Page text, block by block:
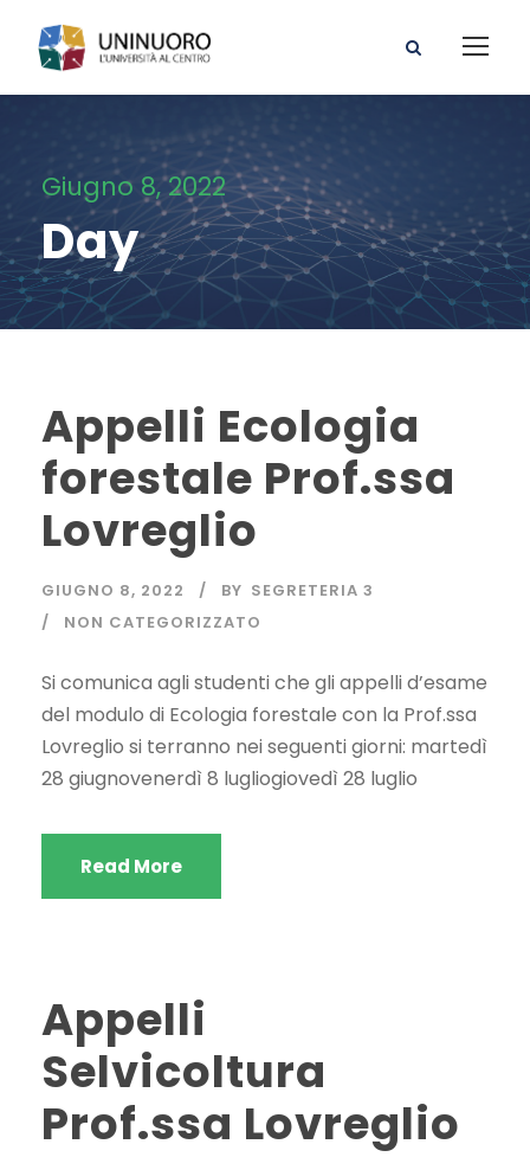
Giugno 8, 2022
Day
Appelli Ecologia
forestale Prof.ssa
Lovreglio
GIUGNO 8, 2022 BY SEGRETERIA 3
NON CATEGORIZZATO
Si comunica agli studenti che gli appelli d’esame
del modulo di Ecologia forestale con la Prof.ssa
Lovreglio si terranno nei seguenti giorni: martedì
28 giugnovenerdì 8 lugliogiovedì 28 luglio
Read More
Appelli
Selvicoltura
Prof.ssa Lovreglio